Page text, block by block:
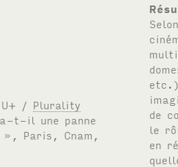
/ Plurality
t-il une panne
», Paris, Cnam,
de
le
en